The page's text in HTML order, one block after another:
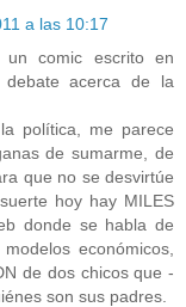
a las 10:17
comic escrito en
acerca de la
política, me parece
de sumarme, de
que no se desvirtúe
hoy hay MILES
donde se habla de
económicos,
de dos chicos que -
son sus padres.